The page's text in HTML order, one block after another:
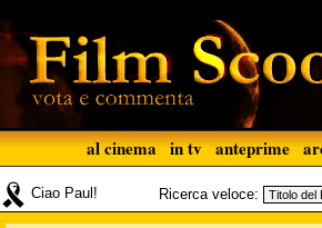
al cinema in tv anteprime
Ciao Paul! Ricerca veloce: